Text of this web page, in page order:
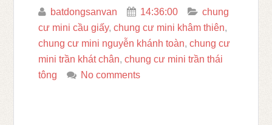
batdongsanvan 14:36:00
chung
cư mini cầu giấy,chung cư mini khâm thiên,
chung cư mini nguyễn khánh toàn,chung cư
mini trần khát chân,chung cư mini trần thái
tông
No comments